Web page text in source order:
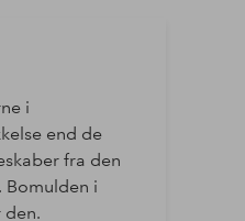
i
end de
fra den
i
den.